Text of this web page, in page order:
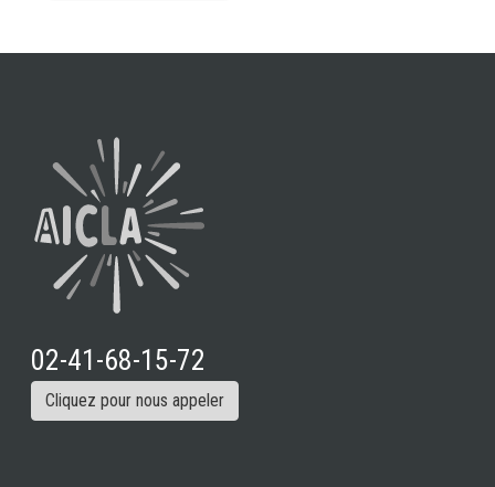
02-41-68-15-72
Cliquez pour nous appeler